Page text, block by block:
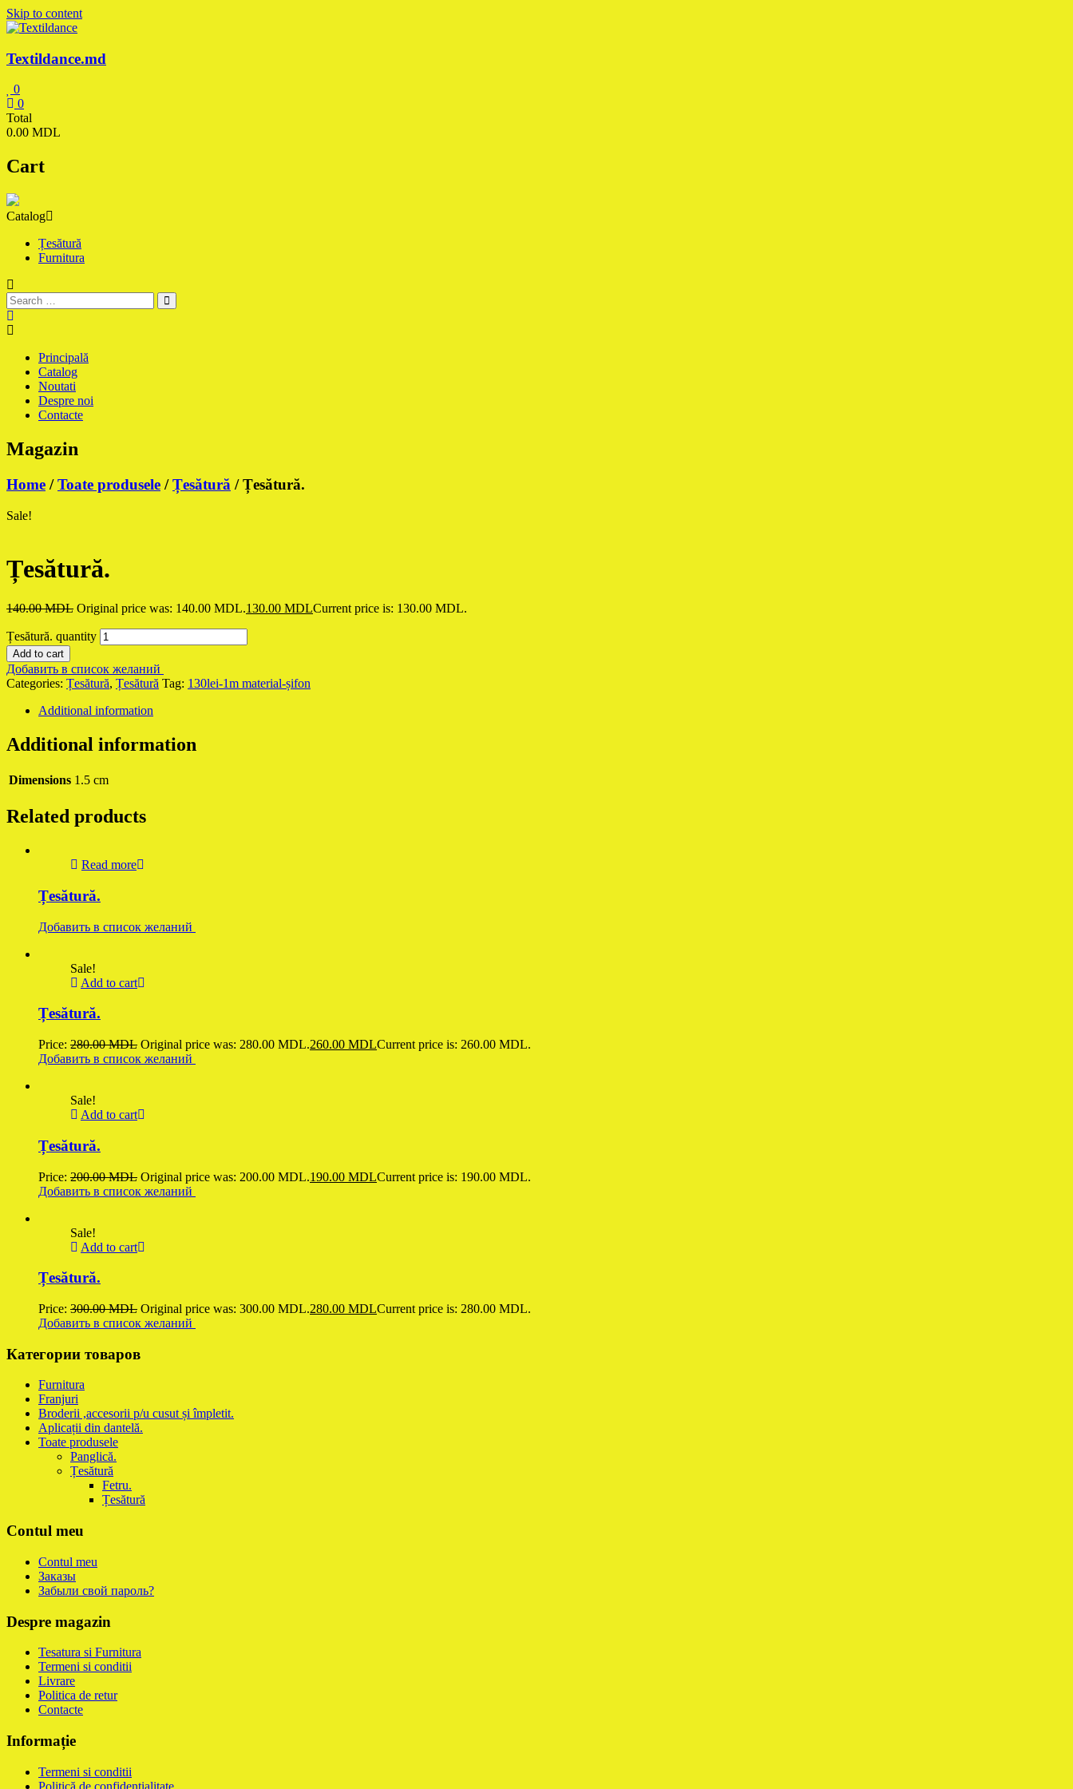
Skip to content
Textildance.md
0
0
Total
0.00 MDL
Cart
Catalog
Țesătură
Furnitura
Principală
Catalog
Noutati
Despre noi
Contacte
Magazin
Home /Toate produsele /Țesătură / Țesătură.
Sale!
Țesătură.
140.00MDL Original price was: 140.00 MDL.130.00 MDLCurrent price is: 130.00 MDL.
Țesătură. quantity
Add to cart
Добавить в список желаний
Categories: Țesătură, Țesătură Tag: 130lei-1m material-șifon
Additional information
Additional information
Dimensions 1.5 cm
Related products
Read more
Țesătură.
Добавить в список желаний
Sale!
Add to cart
Țesătură.
Price: 280.00MDL Original price was: 280.00 MDL.260.00 MDLCurrent price is: 260.00 MDL.
Добавить в список желаний
Sale!
Add to cart
Țesătură.
Price: 200.00MDL Original price was: 200.00 MDL.190.00 MDLCurrent price is: 190.00 MDL.
Добавить в список желаний
Sale!
Add to cart
Țesătură.
Price: 300.00MDL Original price was: 300.00 MDL.280.00 MDLCurrent price is: 280.00 MDL.
Добавить в список желаний
Категории товаров
Furnitura
Franjuri
Broderii ,accesorii p/u cusut și împletit.
Aplicații din dantelă.
Toate produsele
Panglică.
Țesătură
Fetru.
Țesătură
Contul meu
Contul meu
Заказы
Забыли свой пароль?
Despre magazin
Tesatura si Furnitura
Termeni si conditii
Livrare
Politica de retur
Contacte
Informație
Termeni si conditii
Politică de confidențialitate